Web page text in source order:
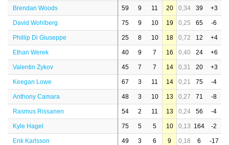
Brendan Woods 59 9 11 20 0,34 39 +3
David Wohlberg 75 9 10 19 0,25 65 -6
Phillip Di Giuseppe 25 8 10 18 0,72 12 +4
Ethan Werek 40 9 7 16 0,40 24 +6
Valentin Zykov 45 7 7 14 0,31 20 +3
Keegan Lowe 67 3 11 14 0,21 75 -4
Anthony Camara 48 3 10 13 0,27 71 -8
Rasmus Rissanen 54 2 11 13 0,24 56 -4
Kyle Hagel 75 5 5 10 0,13 164 -2
Erik Karlsson 49 3 6 9 0,18 6 -17